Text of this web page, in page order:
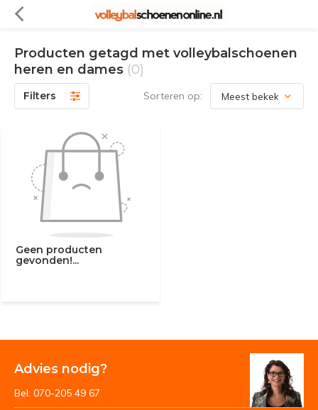
Producten getagd met volleybalschoenen
heren en dames (0)
Filters Sorteren op:
Geen producten
gevonden!...
Advies nodig?
Bel: 070-205 49 67